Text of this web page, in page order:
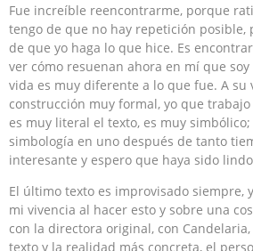
Fue increíble reencontrarme, porque
tengo de que no hay repetición posible,
de que yo haga lo que hice. Es
ver cómo resuenan ahora en mí que
vida es muy diferente a lo que fue. A su
construcción muy formal, yo que
es muy literal el texto, es muy
simbología en uno después de tanto
interesante y espero que haya sido
El último texto es improvisado siempre,
mi vivencia al hacer esto y sobre una
con la directora original, con
texto y la realidad más concreta, el